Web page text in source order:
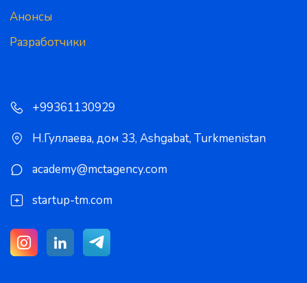
Анонсы
Разработчики
+99361130929
Н.Гуллаева, дом 33, Ashgabat, Turkmenistan
academy@mctagency.com
startup-tm.com